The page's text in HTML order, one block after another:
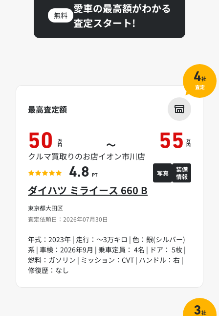
無料
愛車の最高額がわかる
査定スタート!
東京都大田区
査定依頼日：2026年07月30日
ダイハツ ミライース 660 B
年式：2023年 | 走行：～3万キロ | 色：銀(シルバー)
系 | 車検：2026年9月 | 乗車定員： 4名 | ドア： 5枚 |
燃料：ガソリン | ミッション：CVT | ハンドル：右 |
修復歴：なし
最高査定額
50 万
円 ～ 55 万
円
クルマ買取りのお店イオン市川店
4.8 PT 写真
装備
情報
4社
査定
3社